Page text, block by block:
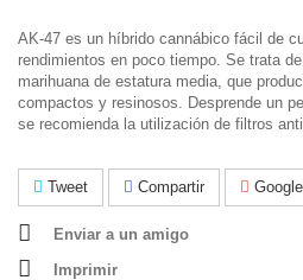
AK-47 es un híbrido cannábico fácil de
rendimientos en poco tiempo. Se trata
marihuana de estatura media, que
compactos y resinosos. Desprende un
se recomienda la utilización de filtros
Tweet Compartir
Enviar a un amigo
Imprimir